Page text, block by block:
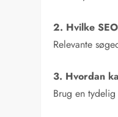
2. Hvilke
Relevante
3. Hvordan
Brug en